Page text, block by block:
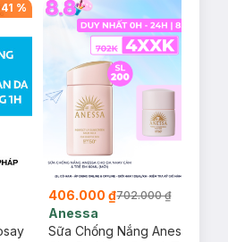
41%
406.000 ₫702.000 ₫
Anessa
Sữa Chống Nắng Anessa